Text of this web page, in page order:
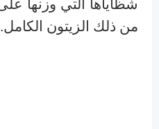
من ذلك الزيتون الكامل.